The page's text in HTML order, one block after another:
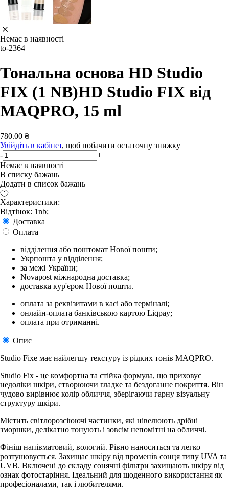
Немає в наявності
to-2364
Тональна основа HD Studio
FIX (1 NB)HD Studio FIX від
MAQPRO, 15 ml
780.00 ₴
Увійдіть в кабінет, щоб побачити остаточну знижку
-
+
Немає в наявності
В списку бажань
Додати в список бажань
Характеристики:
Відтінок: 1nb;
Доставка
Оплата
відділення або поштомат Нової пошти;
Укрпошта у відділення;
за межі України;
Novapost міжнародна доставка;
доставка кур'єром Нової пошти.
оплата за реквізитами в касі або терміналі;
онлайн-оплата банківською картою Liqpay;
оплата при отриманні.
Опис
Studio Fixe має найлегшу текстуру із рідких тонів MAQPRO.
Studio Fix - це комфортна та стійка формула, що приховує
недоліки шкіри, створюючи гладке та бездоганне покриття. Він
чудово вирівнює колір обличчя, зберігаючи гарну візуальну
структуру шкіри.
Містить світлорозсіюючі частинки, які нівелюють дрібні
зморшки, делікатно тонують і зовсім непомітні на обличчі.
Фініш напівматовий, вологий. Рівно наноситься та легко
розтушовується. Захищає шкіру від променів сонця типу UVA та
UVB. Включені до складу сонячні фільтри захищають шкіру від
ознак фотостаріння. Ідеальний для щоденного використання як
професіоналами, так і любителями.